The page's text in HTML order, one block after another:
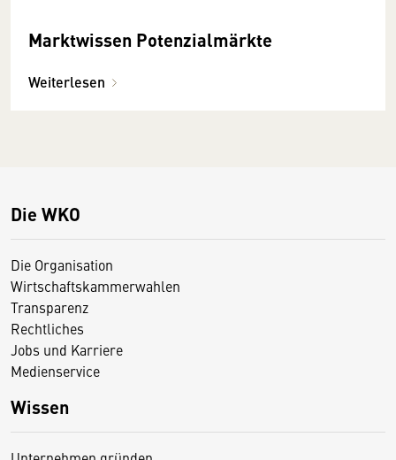
Marktwissen Potenzialmärkte
Weiterlesen
Die WKO
Die Organisation
Wirtschaftskammerwahlen
Transparenz
Rechtliches
Jobs und Karriere
Medienservice
Wissen